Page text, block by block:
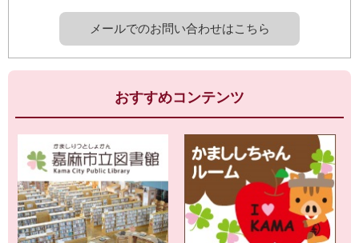
メールでのお問い合わせはこちら
おすすめコンテンツ